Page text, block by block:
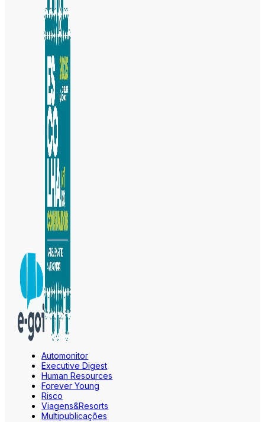
Automonitor
Executive Digest
Human Resources
Forever Young
Risco
Viagens&Resorts
Multipublicações